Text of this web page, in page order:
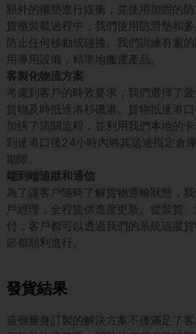
額外的襯墊進行緩衝，並使用加固的
貨櫃裝載過程中，我們使用防滑墊和
防止任何移動或碰撞。我們訓練有素
用專用設備，精準地搬運產品。
客製化物流方案
考慮到客戶的時效要求，我們選擇了
貨物及時抵達洛杉磯港。貨物抵達港
加快了清關流程，並利用我們本地的
到達港口後24小時內將其送達指定倉
期限。
端到端追蹤和通信
為了讓客戶隨時了解貨物運輸狀態，
戶經理，全程提供進度更新。從裝貨
付，客戶都可以透過我們的系統追蹤
節都順利進行。
發貨結果
這個量身訂製的解決方案不僅滿足了